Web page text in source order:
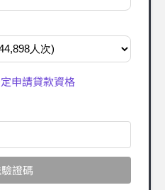
申請貸款資格
證碼